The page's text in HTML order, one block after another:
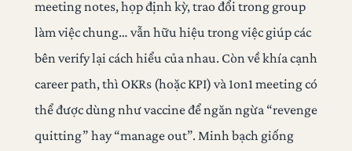
meeting notes, họp định kỳ, trao đổi trong group
làm việc chung… vẫn hữu hiệu trong việc giúp các
bên verify lại cách hiểu của nhau. Còn về khía cạnh
career path, thì OKRs (hoặc KPI) và 1on1 meeting có
thể được dùng như vaccine để ngăn ngừa “revenge
quitting” hay “manage out”. Minh bạch giống